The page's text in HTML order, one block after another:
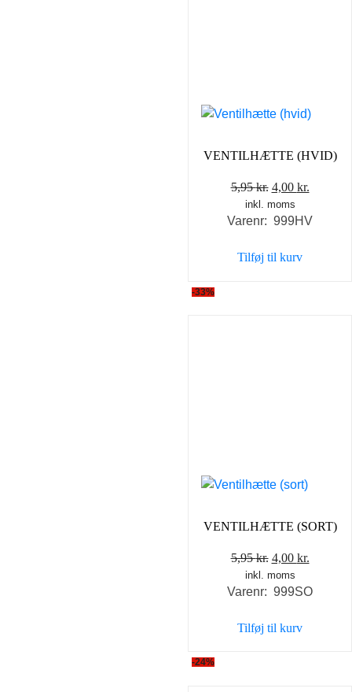
VENTILHÆTTE (HVID)
5,95kr. Den
oprindelige
pris
5,95 kr..
4,00 kr.
pris
inkl. moms
Varenr: 999HV
Tilføj til kurv
-33%
VENTILHÆTTE (SORT)
5,95kr. Den
oprindelige
pris
5,95 kr..
4,00 kr.
pris
inkl. moms
Varenr: 999SO
Tilføj til kurv
-24%